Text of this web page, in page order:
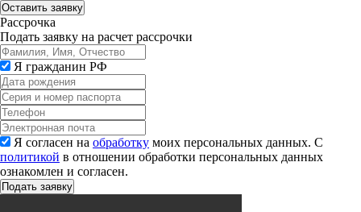
Рассрочка
Подать заявку на расчет рассрочки
Я гражданин РФ
Я согласен на обработку моих персональных данных. С
политикой в отношении обработки персональных данных
ознакомлен и согласен.